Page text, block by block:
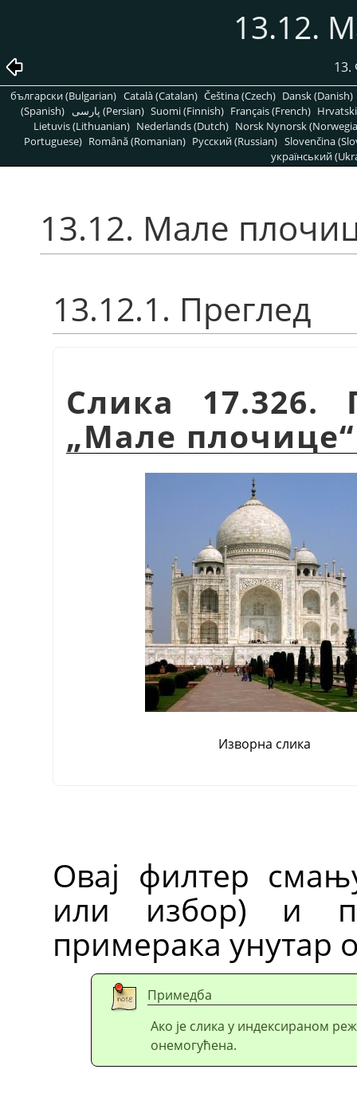
13.12.
13.
български (Bulgarian) Català (Catalan) Čeština (Czech) Dansk (Danish)
(Spanish)
پارسی (Persian) Suomi (Finnish) Français (French)
Lietuvis (Lithuanian) Nederlands (Dutch) Norsk Nynorsk
Portuguese) Română (Romanian) Pусский (Russian) Slovenčina
український
13.12. Мале
13.12.1. Преглед
Слика
„Мале плочице“
Изворна слика
Овај филтер
или избор) и
примерака унутар
Примедба
Ако је слика у индексираном
онемогућена.